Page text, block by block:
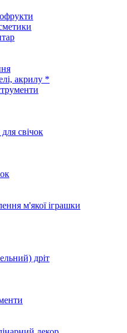
акрилу *
свічок
м'якої іграшки
дріт